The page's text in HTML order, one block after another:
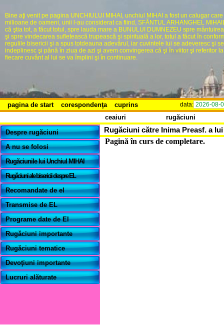
Bine aţi venit pe pagina UNCHIULUI MIHAI, unchiul MIHAI a fost un calugar
milioane de oameni, unii l-au considerat ca fiind, SFĂNTUL ARHANGHEL
că ştia tot, a făcut totul, spre lauda mare a BUNULUI DUMNEZEU spre
şi spre vindecarea sufletească trupească şi spirituală a lor, totul a făcut în
regulile bisericii şi a spus totdeauna adevărul, iar cuvintele lui se adeveresc şi se
indeplinesc şi pănă în ziua de azi şi avem convingerea că şi în viitor şi referitor
fiecare cuvânt al lui se va împlini şi în continuare.
pagina de start corespondenţa cuprins data: 2026-08-
ceaiuri
rugăciuni
Despre rugăciuni
A nu se folosi
Rugăciunile lui Unchiul MIHAI
Rugăciuni ale bisericii despre EL
Recomandate de el
Transmise de EL
Programe date de El
Rugăciuni importante
Rugăciuni tematice
Devoţiuni importante
Lucruri alăturate
Rugăciuni către Inima Preasf. a
Pagină în curs de completare.